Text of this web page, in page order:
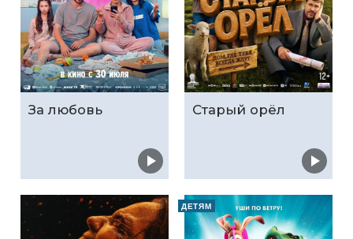
За любовь Старый орёл
ДЕТЯМ